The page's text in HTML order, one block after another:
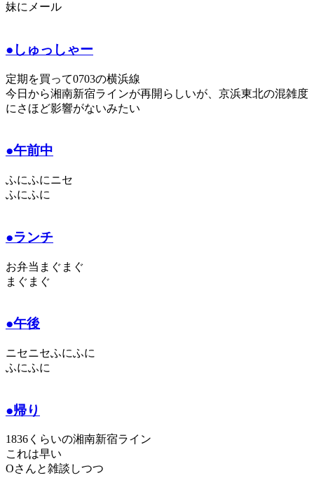
妹にメール
●しゅっしゃー
定期を買って0703の横浜線
今日から湘南新宿ラインが再開らしいが、京浜東北の混雑度
にさほど影響がないみたい
●午前中
ふにふにニセ
ふにふに
●ランチ
お弁当まぐまぐ
まぐまぐ
●午後
ニセニセふにふに
ふにふに
●帰り
1836くらいの湘南新宿ライン
これは早い
Oさんと雑談しつつ